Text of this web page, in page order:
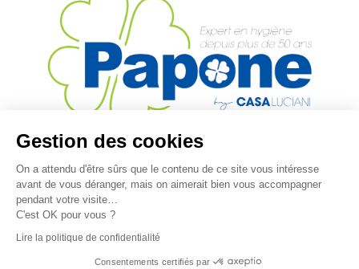
Papone
ZA les 3 Moulins – Euro 92, 282 Rue des Cistes
06600 Antibes
Tél : +33(0) 4 92 91 22 80
Mail :accueil@casaluciani.com
Gestion des cookies
On a attendu d'être sûrs que le contenu de ce site vous intéresse
avant de vous déranger, mais on aimerait bien vous accompagner
pendant votre visite…
C'est OK pour vous ?
Lire la politique de confidentialité
Consentements certifiés par